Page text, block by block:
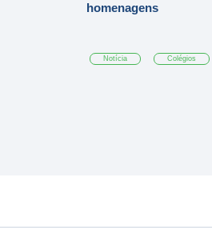
homenagens
Notícia Colégios